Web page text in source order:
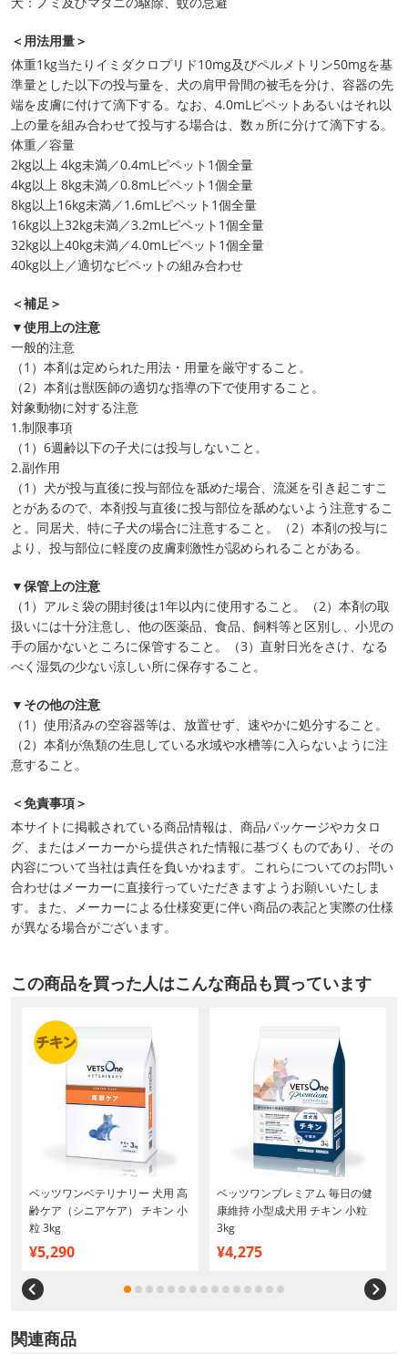
＜用法用量＞
体重1kg当たりイミダクロプリド10mg及びペルメトリン50mgを基
準量とした以下の投与量を、犬の肩甲骨間の被毛を分け、容器の先
端を皮膚に付けて滴下する。なお、4.0mLピペットあるいはそれ以
上の量を組み合わせて投与する場合は、数ヵ所に分けて滴下する。
体重／容量
2kg以上 4kg未満／0.4mLピペット1個全量
4kg以上 8kg未満／0.8mLピペット1個全量
8kg以上16kg未満／1.6mLピペット1個全量
16kg以上32kg未満／3.2mLピペット1個全量
32kg以上40kg未満／4.0mLピペット1個全量
40kg以上／適切なピペットの組み合わせ
＜補足＞
▼使用上の注意
一般的注意
（1）本剤は定められた用法・用量を厳守すること。
（2）本剤は獣医師の適切な指導の下で使用すること。
対象動物に対する注意
1.制限事項
（1）6週齢以下の子犬には投与しないこと。
2.副作用
（1）犬が投与直後に投与部位を舐めた場合、流涎を引き起こすこ
とがあるので、本剤投与直後に投与部位を舐めないよう注意するこ
と。同居犬、特に子犬の場合に注意すること。（2）本剤の投与に
より、投与部位に軽度の皮膚刺激性が認められることがある。
▼保管上の注意
（1）アルミ袋の開封後は1年以内に使用すること。（2）本剤の取
扱いには十分注意し、他の医薬品、食品、飼料等と区別し、小児の
手の届かないところに保管すること。（3）直射日光をさけ、なる
べく湿気の少ない涼しい所に保存すること。
▼その他の注意
（1）使用済みの空容器等は、放置せず、速やかに処分すること。
（2）本剤が魚類の生息している水域や水槽等に入らないように注
意すること。
＜免責事項＞
本サイトに掲載されている商品情報は、商品パッケージやカタロ
グ、またはメーカーから提供された情報に基づくものであり、その
内容について当社は責任を負いかねます。これらについてのお問い
合わせはメーカーに直接行っていただきますようお願いいたしま
す。また、メーカーによる仕様変更に伴い商品の表記と実際の仕様
が異なる場合がございます。
この商品を買った人はこんな商品も買っています
ベッツワンベテリナリー 犬用 高
齢ケア（シニアケア） チキン 小
粒 3kg
¥5,290
ベッツワンプレミアム 毎日の健
康維持 小型成犬用 チキン 小粒
3kg
¥4,275
関連商品